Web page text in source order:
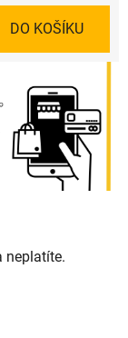
DO KOŠÍKU
neplatíte.